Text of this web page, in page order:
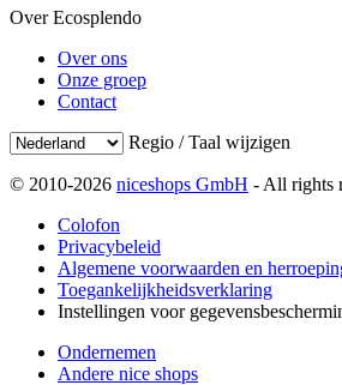
Over Ecosplendo
Over ons
Onze groep
Contact
Regio / Taal wijzigen
© 2010-2026 niceshops GmbH - All rights
Colofon
Privacybeleid
Algemene voorwaarden en
Toegankelijkheidsverklaring
Instellingen voor
Ondernemen
Andere nice shops